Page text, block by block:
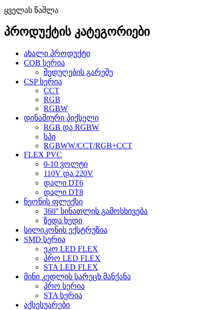
ყველას წაშლა
პროდუქტის კატეგორიები
ახალი პროდუქტი
COB სერია
შედუღების გარეშე
CSP სერია
CCT
RGB
RGBW
დინამიური პიქსელი
RGB და RGBW
სპი
RGBWW/CCT/RGB+CCT
FLEX PVC
0-10 ვოლტი
110V და 220V
დალი DT6
დალი DT8
ნეონის ფლექსი
360° სინათლის გამოსხივება
ზედა ხედი
სილიკონის ექსტრუზია
SMD სერია
ეკო LED FLEX
პრო LED FLEX
STA LED FLEX
მინი კედლის სარეცხ მანქანა
პრო სერია
STA სერია
აქსესუარები